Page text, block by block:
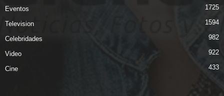
Eventos 1725
Television 1594
Celebridades 982
Video 922
Cine 433